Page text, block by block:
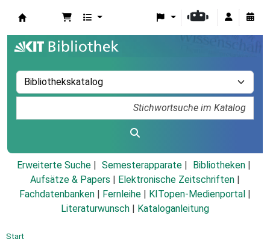
Erweiterte Suche Semesterapparate
Bibliotheken
Aufsätze & Papers
Elektronische Zeitschriften
Fachdatenbanken
Fernleihe KITopen-Medienportal
Literaturwunsch
Kataloganleitung
Start